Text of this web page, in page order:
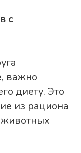
с
важно
диету. Это
из рациона
животных